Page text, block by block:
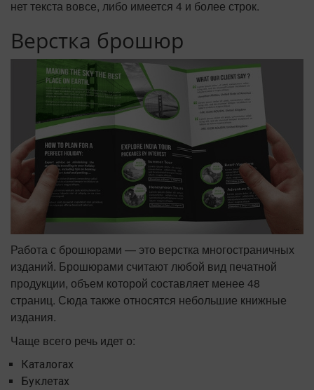
нет текста вовсе, либо имеется 4 и более строк.
Верстка брошюр
Работа с брошюрами — это верстка многостраничных
изданий. Брошюрами считают любой вид печатной
продукции, объем которой составляет менее 48
страниц. Сюда также относятся небольшие книжные
издания.
Чаще всего речь идет о:
Каталогах
Буклетах